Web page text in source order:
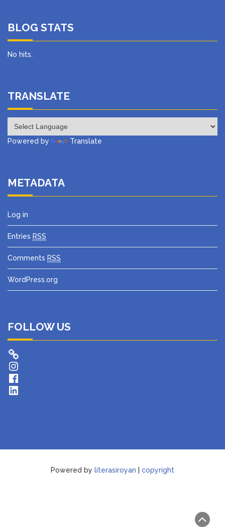
BLOG STATS
No hits.
TRANSLATE
Powered by Translate
METADATA
Log in
Entries RSS
Comments RSS
WordPress.org
FOLLOW US
Instagram
Facebook
LinkedIn
Powered by literasiroyan copyright